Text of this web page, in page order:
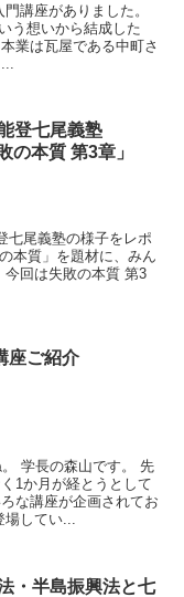
講座がありました。
う想いから結成した
業は瓦屋である中町さ
登七尾義塾
の本質 第3章」
七尾義塾の様子をレポ
本質」を題材に、みん
今回は失敗の本質 第3
座ご紹介
学長の森山です。 先
1か月が経とうとして
な講座が企画されてお
場してい...
・半島振興法と七